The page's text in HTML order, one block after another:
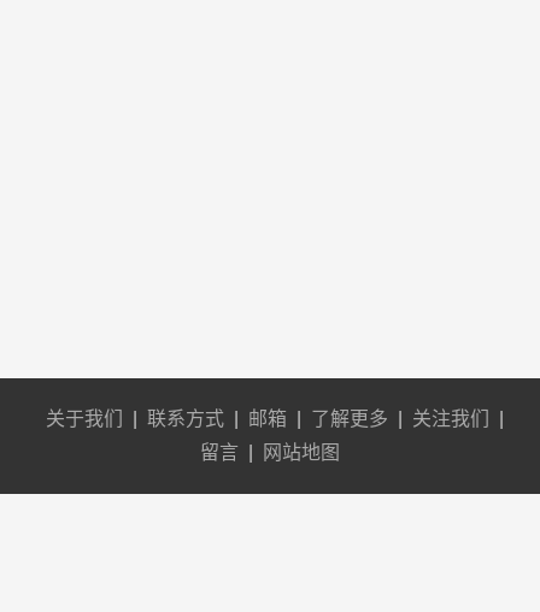
关于我们 联系方式 邮箱 了解更多 关注我们
留言
网站地图